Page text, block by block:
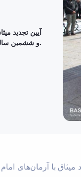
آیین تجدید
و ششمین سالگرد پیروزی انقلاب اسلامی با حضور دانشگاهیان در دانشگاه بوعلی‌سینا برگزار شد.
با آرمان‌های